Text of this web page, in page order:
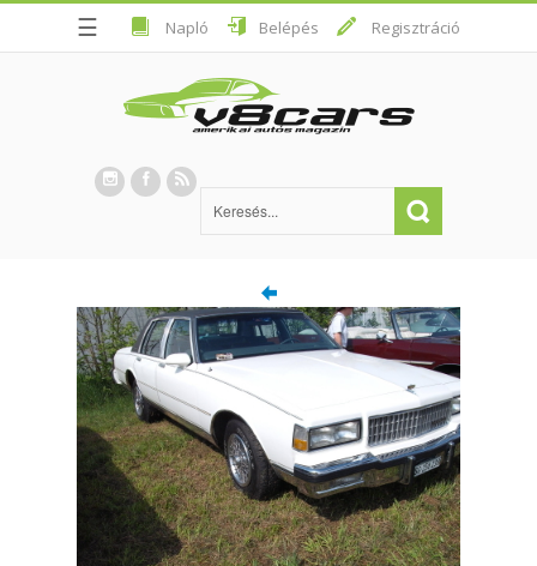
☰ Napló Belépés Regisztráció